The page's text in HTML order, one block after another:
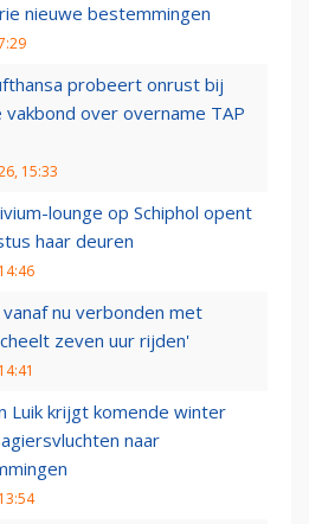
nieuwe bestemmingen
probeert onrust bij
over overname TAP
15:33
lounge op Schiphol opent
haar deuren
nu verbonden met
zeven uur rijden'
Luik krijgt komende winter
naar